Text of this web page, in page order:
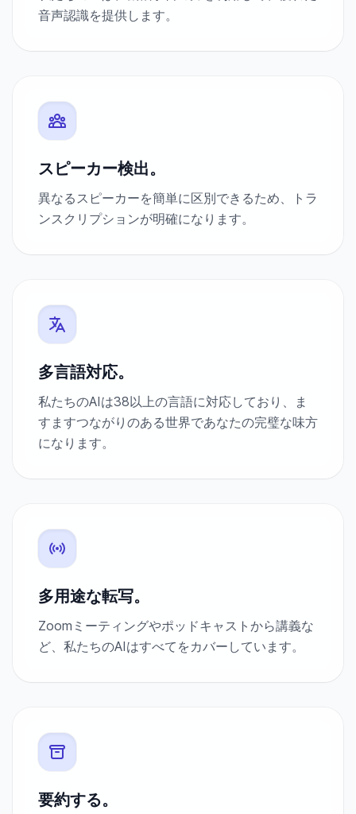
音声認識を提供します。
スピーカー検出。
異なるスピーカーを簡単に区別できるため、トラ
ンスクリプションが明確になります。
多言語対応。
私たちのAIは38以上の言語に対応しており、ま
すますつながりのある世界であなたの完璧な味方
になります。
多用途な転写。
Zoomミーティングやポッドキャストから講義な
ど、私たちのAIはすべてをカバーしています。
要約する。